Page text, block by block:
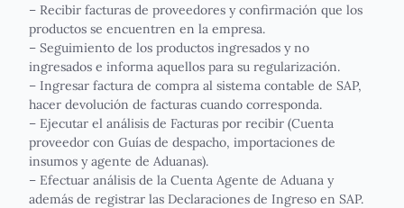
– Recibir facturas de proveedores y confirmación que los
productos se encuentren en la empresa.
– Seguimiento de los productos ingresados y no
ingresados e informa aquellos para su regularización.
– Ingresar factura de compra al sistema contable de SAP,
hacer devolución de facturas cuando corresponda.
– Ejecutar el análisis de Facturas por recibir (Cuenta
proveedor con Guías de despacho, importaciones de
insumos y agente de Aduanas).
– Efectuar análisis de la Cuenta Agente de Aduana y
además de registrar las Declaraciones de Ingreso en SAP.